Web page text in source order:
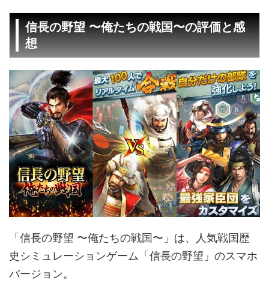
信長の野望 〜俺たちの戦国〜の評価と感
想
「信長の野望 〜俺たちの戦国〜」は、人気戦国歴
史シミュレーションゲーム「信長の野望」のスマホ
バージョン。